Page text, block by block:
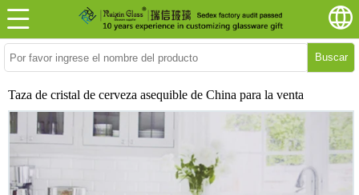
Buscar
Taza de cristal de cerveza asequible de China para la venta